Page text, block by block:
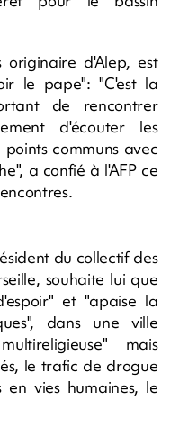
d'Alep, est
le pape": "C'est la
de rencontrer
d'écouter les
communs avec
a confié à l'AFP ce
du collectif des
souhaite lui que
et "apaise la
dans une ville
mais
le trafic de drogue
vies humaines, le